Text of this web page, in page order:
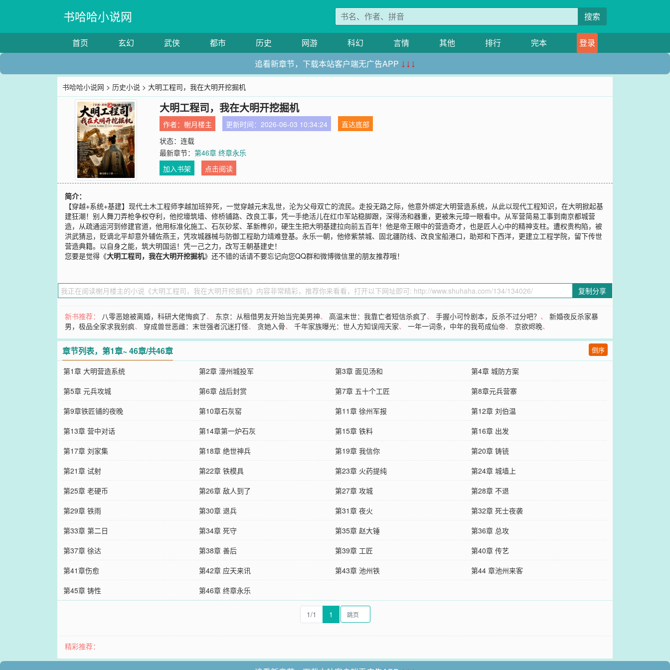
书哈哈小说网 搜索
首页 玄幻 武侠 都市 历史 网游 科幻 言情 其他 排行 完本
登录
追看新章节，下载本站客户端无广告APP ↓↓↓
书哈哈小说网 > 历史小说 > 大明工程司，我在大明开挖掘机
大明工程司，我在大明开挖掘机
作者：榭月楼主 更新时间：2026-06-03 10:34:24
直达底部
状态：连载
最新章节：第46章 终章永乐
加入书架
点击阅读
简介：
【穿越+系统+基建】现代土木工程师李越加班猝死，一觉穿越元末乱世，沦为父母双亡的流民。走投无路之际，他意外绑定大明营造系统，从此以现代工程知识，在大明掀起基
建狂潮！别人舞刀弄枪争权夺利，他挖壕筑墙、修桥铺路、改良工事，凭一手绝活儿在红巾军站稳脚跟，深得汤和器重，更被朱元璋一眼看中。从军营简易工事到南京都城营
造，从疏通运河到修建官道，他用标准化施工、石灰砂浆、革新榫卯，硬生生把大明基建拉向前五百年！他是帝王眼中的营造奇才，也是匠人心中的精神支柱。遭权贵构陷，被
洪武猜忌，贬谪北平却意外辅佐燕王，凭攻城器械与防御工程助力靖难登基。永乐一朝，他修紫禁城、固北疆防线、改良宝船港口，助郑和下西洋，更建立工程学院，留下传世
营造典籍。以自身之能，筑大明国运！凭一己之力，改写王朝基建史！
您要是觉得《大明工程司，我在大明开挖掘机》还不错的话请不要忘记向您QQ群和微博微信里的朋友推荐哦！
复制分享
新书推荐： 八零恶媳被离婚，科研大佬悔疯了、 东京：从租借男友开始当完美男神、高温末世：我靠亡者短信杀疯了、手握小可怜剧本，反杀不过分吧？ 、新婚夜反杀家暴
男，极品全家求我别疯、 穿成兽世恶雌：末世强者沉迷打怪、贪她入骨、千年家族曝光：世人方知误闯天家、一年一词条，中年的我苟成仙帝、 京欲烬晚、
章节列表，第1章~ 46章/共46章 倒序
第1章 大明营造系统 第2章 濠州城投军 第3章 面见汤和
第4章 城防方案
第5章 元兵攻城
第6章 战后封赏 第7章 五十个工匠
第8章元兵营寨
第9章铁匠铺的夜晚
第10章石灰窑 第11章 徐州军报
第12章 刘伯温
第13章 营中对话
第14章第一炉石灰 第15章 铁料
第16章 出发
第17章 刘家集
第18章 绝世神兵 第19章 我信你
第20章 铸铳
第21章 试射
第22章 铁模具 第23章 火药提纯
第24章 城墙上
第25章 老硬币
第26章 敌人到了 第27章 攻城
第28章 不退
第29章 铁雨
第30章 退兵 第31章 夜火
第32章 死士夜袭
第33章 第二日
第34章 死守 第35章 赵大锤
第36章 总攻
第37章 徐达
第38章 善后 第39章 工匠
第40章 传艺
第41章伤愈
第42章 应天来讯 第43章 池州铁
第44 章池州来客
第45章 铸性
第46章 终章永乐
1/1 1
精彩推荐：